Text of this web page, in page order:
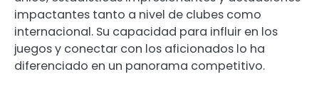
impactantes tanto a nivel de clubes como
internacional. Su capacidad para influir en los
juegos y conectar con los aficionados lo ha
diferenciado en un panorama competitivo.